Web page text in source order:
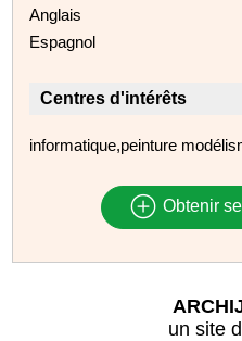
Anglais
Espagnol
Centres d'intérêts
informatique,peinture
Obtenir
un site